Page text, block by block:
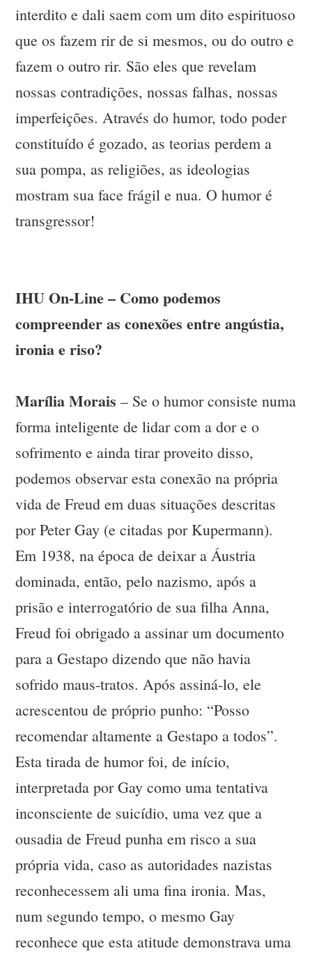
interdito e dali saem com um dito espirituoso
que os fazem rir de si mesmos, ou do outro e
fazem o outro rir. São eles que revelam
nossas contradições, nossas falhas, nossas
imperfeições. Através do humor, todo poder
constituído é gozado, as teorias perdem a
sua pompa, as religiões, as ideologias
mostram sua face frágil e nua. O humor é
transgressor!
IHU On-Line – Como podemos
compreender as conexões entre angústia,
ironia e riso?
Marília Morais– Se o humor consiste numa
forma inteligente de lidar com a dor e o
sofrimento e ainda tirar proveito disso,
podemos observar esta conexão na própria
vida de Freud em duas situações descritas
por Peter Gay (e citadas por Kupermann).
Em 1938, na época de deixar a Áustria
dominada, então, pelo nazismo, após a
prisão e interrogatório de sua filha Anna,
Freud foi obrigado a assinar um documento
para a Gestapo dizendo que não havia
sofrido maus-tratos. Após assiná-lo, ele
acrescentou de próprio punho: “Posso
recomendar altamente a Gestapo a todos”.
Esta tirada de humor foi, de início,
interpretada por Gay como uma tentativa
inconsciente de suicídio, uma vez que a
ousadia de Freud punha em risco a sua
própria vida, caso as autoridades nazistas
reconhecessem ali uma fina ironia. Mas,
num segundo tempo, o mesmo Gay
reconhece que esta atitude demonstrava uma